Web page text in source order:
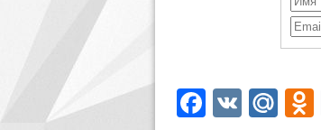
Facebook
VK Mail.Ru